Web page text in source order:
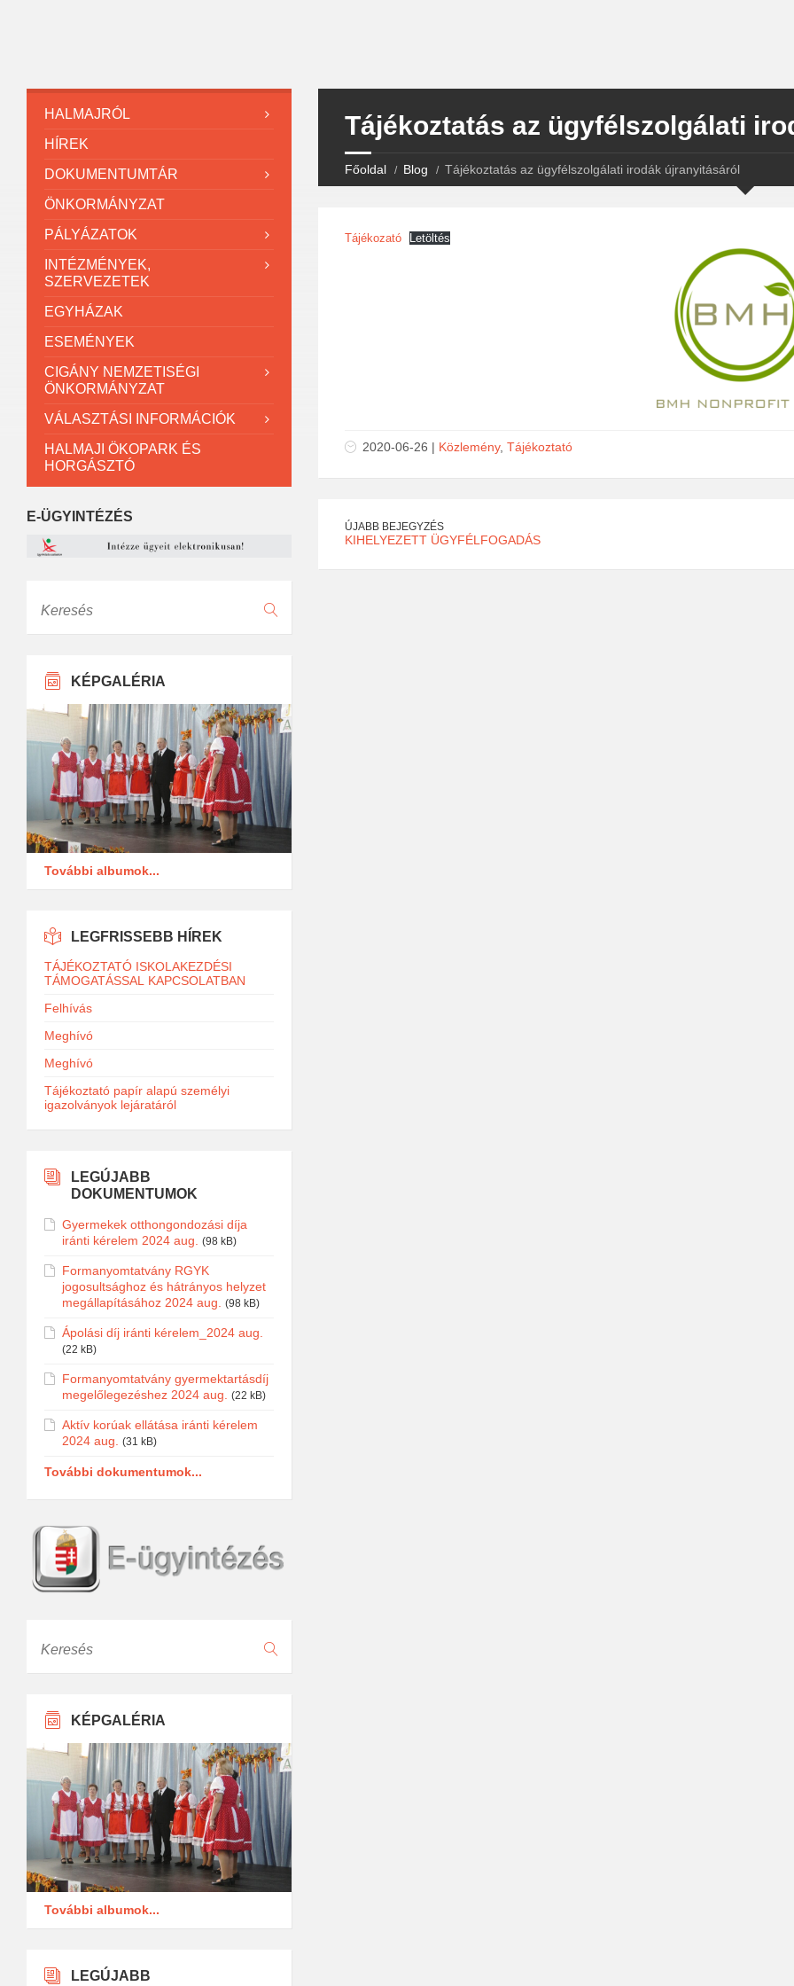
Tájékoztatás az ügyfélszolgálati
Főoldal Blog Tájékoztatás az ügyfélszolgálati irodák újranyitásáról
Tájékozató Letöltés
2020-06-26 | Közlemény, Tájékoztató
ÚJABB BEJEGYZÉS
KIHELYEZETT ÜGYFÉLFOGADÁS
HALMAJRÓL
HÍREK
DOKUMENTUMTÁR
ÖNKORMÁNYZAT
PÁLYÁZATOK
INTÉZMÉNYEK,
SZERVEZETEK
EGYHÁZAK
ESEMÉNYEK
CIGÁNY NEMZETISÉGI
ÖNKORMÁNYZAT
VÁLASZTÁSI INFORMÁCIÓK
HALMAJI ÖKOPARK ÉS
HORGÁSZTÓ
E-ÜGYINTÉZÉS
KÉPGALÉRIA
További albumok...
LEGFRISSEBB HÍREK
TÁJÉKOZTATÓ ISKOLAKEZDÉSI
TÁMOGATÁSSAL KAPCSOLATBAN
Felhívás
Meghívó
Meghívó
Tájékoztató papír alapú személyi
igazolványok lejáratáról
LEGÚJABB
DOKUMENTUMOK
Gyermekek otthongondozási díja
iránti kérelem 2024 aug.
(98 kB)
Formanyomtatvány RGYK
jogosultsághoz és hátrányos helyzet
megállapításához 2024 aug.
(98 kB)
Ápolási díj iránti kérelem_2024 aug.
(22 kB)
Formanyomtatvány gyermektartásdíj
megelőlegezéshez 2024 aug.
(22 kB)
Aktív korúak ellátása iránti kérelem
2024 aug.
(31 kB)
További dokumentumok...
KÉPGALÉRIA
További albumok...
LEGÚJABB